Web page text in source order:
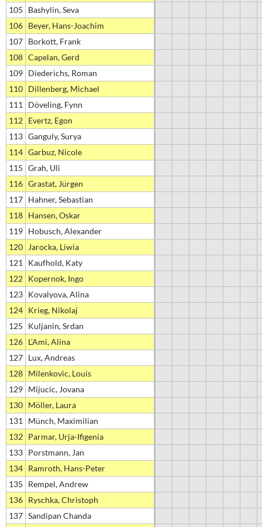
105
Bashylin, Seva
106 Beyer, Hans-Joachim
107 Borkott, Frank
108 Capelan, Gerd
109 Diederichs, Roman
110 Dillenberg, Michael
111
Döveling, Fynn
112 Evertz, Egon
113 Ganguly, Surya
114 Garbuz, Nicole
115 Grah, Uli
116 Grastat, Jürgen
117 Hahner, Sebastian
118 Hansen, Oskar
119 Hobusch, Alexander
120
Jarocka, Liwia
121
Kaufhold, Katy
122 Kopernok, Ingo
123 Kovalyova, Alina
124 Krieg, Nikolaj
125
Kuljanin, Srdan
126 L’Ami, Alina
127 Lux, Andreas
128 Milenkovic, Louis
129 Mijucic, Jovana
130 Möller, Laura
131
Münch, Maximilian
132 Parmar, Urja-Ifigenia
133 Porstmann, Jan
134 Ramroth, Hans-Peter
135
Rempel, Andrew
136 Ryschka, Christoph
137 Sandipan Chanda